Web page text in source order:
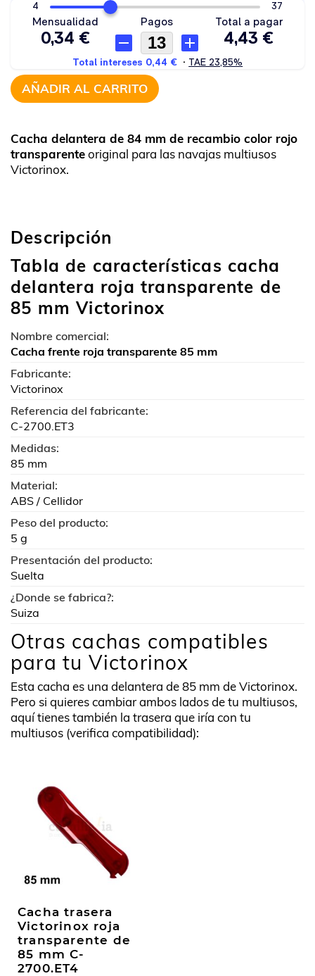
AÑADIR AL CARRITO
Cacha delantera de 84 mm de recambio color rojo
transparenteoriginal para las navajas multiusos
Victorinox.
Descripción
Tabla de características cacha
delantera roja transparente de
85 mm Victorinox
Nombre comercial:
Cacha frente roja transparente 85 mm
Fabricante:
Victorinox
Referencia del fabricante:
C-2700.ET3
Medidas:
85 mm
Material:
ABS / Cellidor
Peso del producto:
5 g
Presentación del producto:
Suelta
¿Donde se fabrica?:
Suiza
Otras cachas compatibles
para tu Victorinox
Esta cacha es una delantera de 85 mm de Victorinox.
Pero si quieres cambiar ambos lados de tu multiusos,
aquí tienes también la trasera que iría con tu
multiusos (verifica compatibilidad):
Cacha trasera
Victorinox roja
transparente de
85 mm C-
2700.ET4